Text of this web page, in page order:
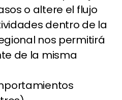
o altere el flujo
dentro de la
nos permitirá
de la misma